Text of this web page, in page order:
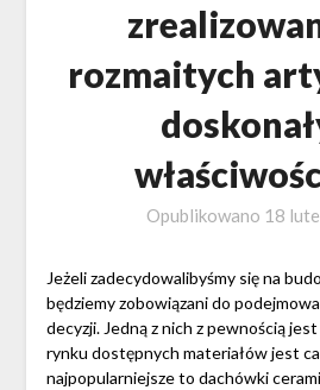
rozmaitych
Opublikowano 18
Jeżeli zadecydowalibyśmy się na
będziemy zobowiązani do
decyzji. Jedną z nich z pewnością
rynku dostępnych materiałów jest
najpopularniejsze to dachówki